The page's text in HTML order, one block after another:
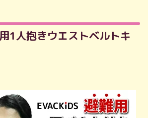
1人抱きウエストベルトキ